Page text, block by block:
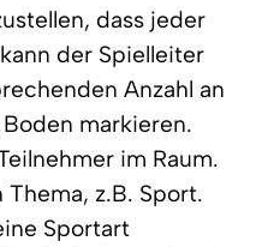
dass jeder
der Spielleiter
Anzahl an
markieren.
im Raum.
z.B. Sport.
Sportart